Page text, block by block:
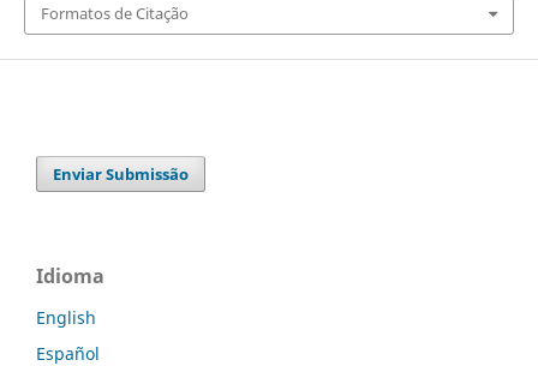
Formatos de Citação
Enviar Submissão
Idioma
English
Español